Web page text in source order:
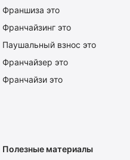
Франшиза это
Франчайзинг это
Паушальный взнос это
Франчайзер это
Франчайзи это
Полезные материалы